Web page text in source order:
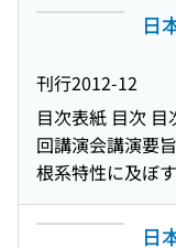
び品質に及ぼす
演会講演要旨)
量に対する有機
第52回講演会講
ハダカムギの収
部第52回講演会
土壌における農
講演会講演要旨)
る食糧需給の現
(充実不足粒)の
本作物学会四国
温条件下で生育
ぼす低地温の影
会講演要旨) 早
発生と胚乳細胞
第51回講演会講
州サンギヘ島に
密度の異なるコ
との関係(日本
旨) 栽植密度の異
射利用効率(日本
要旨) LED照明に
ギの分げつ性お
四国支部第50回
畦栽培したダイ
物学会四国支部
日
刊行2012-12
目次表紙 目次 目
回講演会講演要
根系特性に及ぼ
講演会講演要旨)
カリの収量と食日